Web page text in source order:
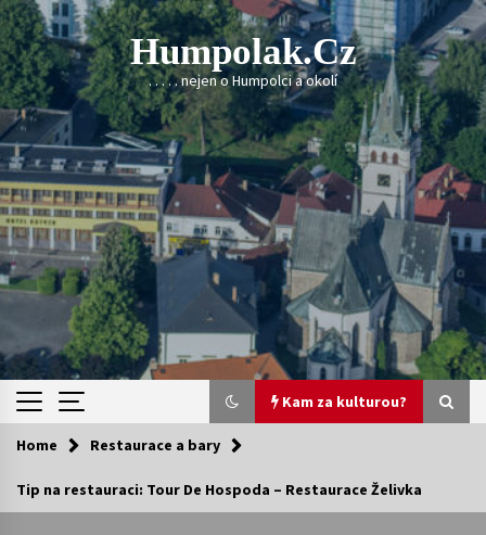
Skip
to
content
Humpolak.cz
. . . . . nejen o Humpolci a okolí
Kam za kulturou?
Kam za kulturou?
Home Restaurace a bary
Tip na restauraci: Tour De Hospoda – Restaurace Želivka